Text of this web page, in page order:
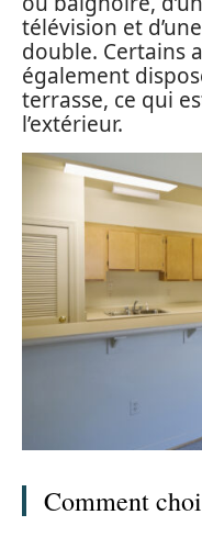
télévision et
double. Certains
également
terrasse, ce qui
l’extérieur.
Comment